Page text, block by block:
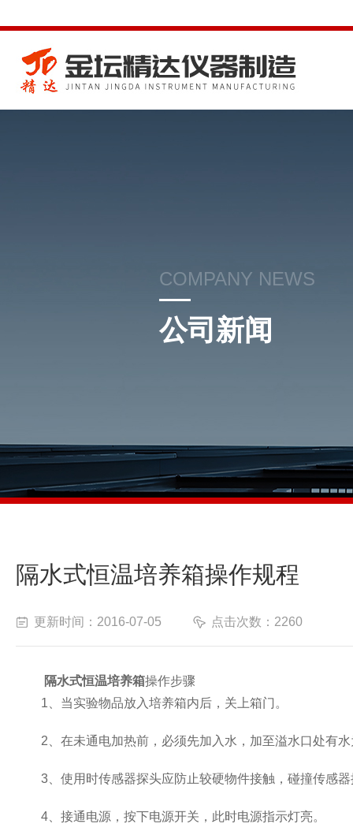
COMPANY NEWS
公司新闻
隔水式恒温培养箱操作规程
更新时间：2016-07-05 点击次数：2260
隔水式恒温培养箱操作步骤
1、当实验物品放入培养箱内后，关上箱门。
2、在未通电加热前，必须先加入水，加至溢水口处有水
3、使用时传感器探头应防止较硬物件接触，碰撞传感器
4、接通电源，按下电源开关，此时电源指示灯亮。